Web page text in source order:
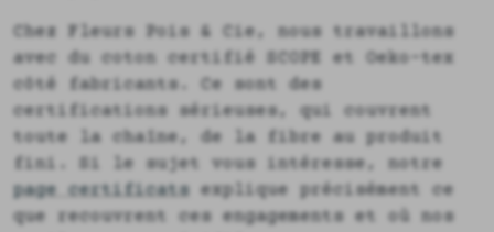
Chez Fleurs Pois & Cie, nous travaillons
avec du coton certifié SCOPE et Oeko-tex
côté fabricants. Ce sont des
certifications sérieuses, qui couvrent
toute la chaîne, de la fibre au produit
fini. Si le sujet vous intéresse, notre
page certificats explique précisément ce
que recouvrent ces engagements et où nos